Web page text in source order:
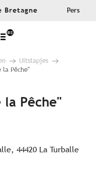
Bretagne Pers
Uitstapjes
la Pêche"
la Pêche"
44420 La Turballe